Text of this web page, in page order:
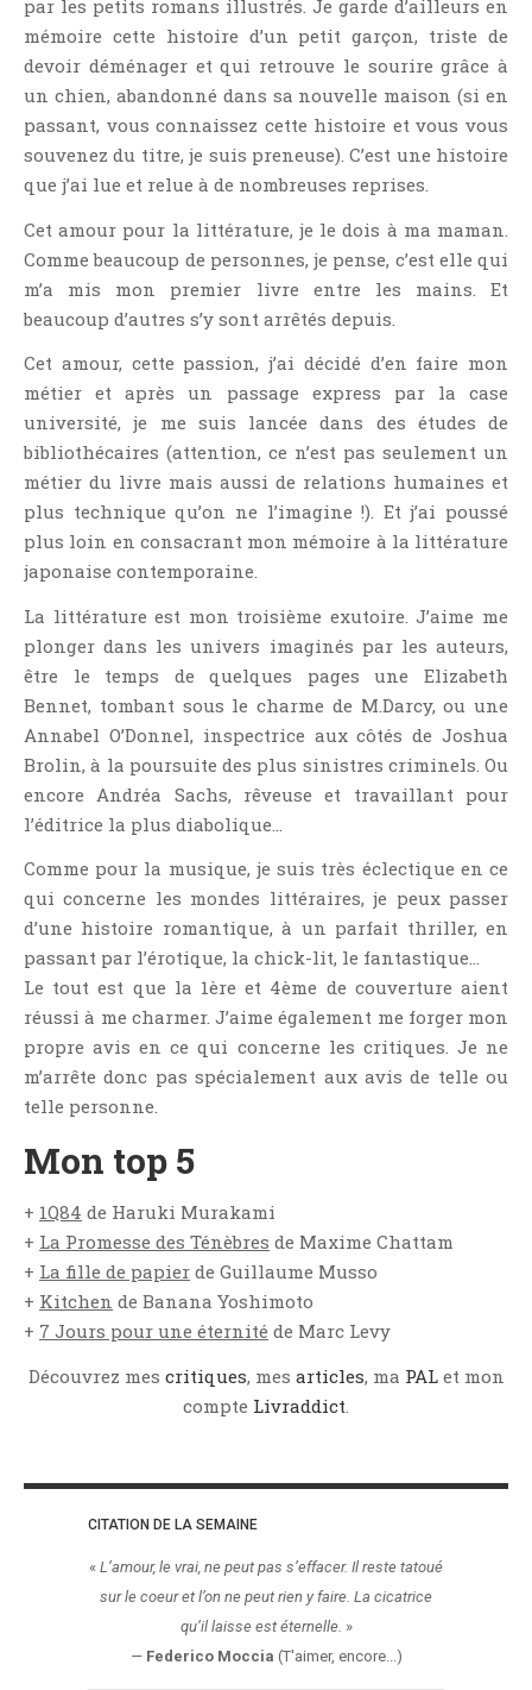
Jeunesse
LGBT
Littérature Belge
Littérature Classique
Littérature Contemporaine
Littérature Étrangère
Littérature Française
Littérature Gay
Littérature Lesbienne
Manga
New Adult
Paranormal
Poésie
Point Lecture
Policier Et Suspense
Post Apocalyptique
Rendez-Vous Livresques
Road-Book
Roman D'apprentissage
Roman Noir
Romance
Romance Contemporaine
SF Et Fantasy
Sociologie
Surnaturel
Swaps Et Challenges
Tag
Témoignage
Théâtre
Thriller
Throwback Thursday Livresque
Wish-List
Young Adult
par les petits romans illustrés. Je garde d’ailleurs en
mémoire cette histoire d’un petit garçon, triste de
devoir déménager et qui retrouve le sourire grâce à
un chien, abandonné dans sa nouvelle maison (si en
passant, vous connaissez cette histoire et vous vous
souvenez du titre, je suis preneuse). C’est une histoire
que j’ai lue et relue à de nombreuses reprises.
Cet amour pour la littérature, je le dois à ma maman.
Comme beaucoup de personnes, je pense, c’est elle qui
m’a mis mon premier livre entre les mains. Et
beaucoup d’autres s’y sont arrêtés depuis.
Cet amour, cette passion, j’ai décidé d’en faire mon
métier et après un passage express par la case
université, je me suis lancée dans des études de
bibliothécaires (attention, ce n’est pas seulement un
métier du livre mais aussi de relations humaines et
plus technique qu’on ne l’imagine !). Et j’ai poussé
plus loin en consacrant mon mémoire à la littérature
japonaise contemporaine.
La littérature est mon troisième exutoire. J’aime me
plonger dans les univers imaginés par les auteurs,
être le temps de quelques pages une Elizabeth
Bennet, tombant sous le charme de M.Darcy, ou une
Annabel O’Donnel, inspectrice aux côtés de Joshua
Brolin, à la poursuite des plus sinistres criminels. Ou
encore Andréa Sachs, rêveuse et travaillant pour
l’éditrice la plus diabolique…
Comme pour la musique, je suis très éclectique en ce
qui concerne les mondes littéraires, je peux passer
d’une histoire romantique, à un parfait thriller, en
passant par l’érotique, la chick-lit, le fantastique…
Le tout est que la 1ère et 4ème de couverture aient
réussi à me charmer. J’aime également me forger mon
propre avis en ce qui concerne les critiques. Je ne
m’arrête donc pas spécialement aux avis de telle ou
telle personne.
Mon top 5
+ 1Q84 de Haruki Murakami
+ La Promesse des Ténèbres de Maxime Chattam
+ La fille de papier de Guillaume Musso
+ Kitchen de Banana Yoshimoto
+ 7 Jours pour une éternité de Marc Levy
Découvrez mes critiques, mes articles, ma PALet mon
compte Livraddict
CITATION DE LA SEMAINE
« L’amour, le vrai, ne peut pas s’effacer. Il reste tatoué
sur le coeur et l’on ne peut rien y faire. La cicatrice
qu’il laisse est éternelle. »
— Federico Moccia (T'aimer, encore...)